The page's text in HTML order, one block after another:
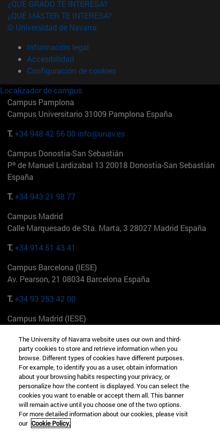
¿QUÉ GRADO TE INTERESA?
¿QUÉ MÁSTER TE INTERESA?
© Universidad de Navarra
Información legal
Accesibilidad
Configuración de cookies
Localizador de campus
Campus Pamplona
Campus Universitario 31009 Pamplona España
T.+34 948 42 56 00 info@unav.es
Campus Donostia-San Sebastián
Pº de Manuel Lardizabal 13 20018 Donostia-San Sebastián
España
T.+34 943 21 98 77
Campus Madrid
Calle Marquesado de Sta. Marta, 3 28027 Madrid España
T.+34 914 51 43 41
Campus Barcelona (IESE)
Av. Pearson, 21 08034 Barcelona España
T.+34 93 253 42 00
Campus Madrid (IESE)
+34 912 11 30 00
Campus Nueva York (IESE)
165 W 57th St 10019-2201 Nueva York EE.UU
+1 646 346 8850
Campus Munich (IESE)
The University of Navarra website uses our own and third-
party cookies to store and retrieve information when you
browse. Different types of cookies have different purposes.
For example, to identify you as a user, obtain information
about your browsing habits respecting your privacy, or
personalize how the content is displayed. You can select the
cookies you want to enable or accept them all. This banner
will remain active until you choose one of the two options.
For more detailed information about our cookies, please visit
our Cookie Policy.